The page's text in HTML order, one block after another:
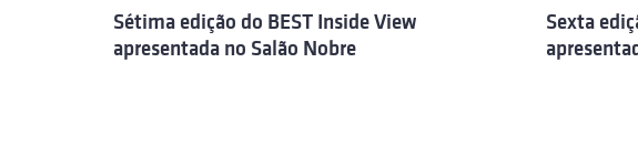
Sétima edição do BEST Inside View
apresentada no Salão Nobre
Sexta